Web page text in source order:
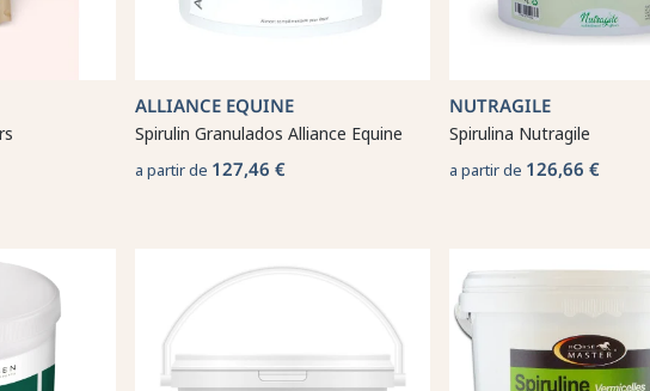
ALLIANCE EQUINE
Spirulin Granulados Alliance Equine
a partir de 127,46 €
NUTRAGILE
Spirulina Nutragile
a partir de 126,66 €